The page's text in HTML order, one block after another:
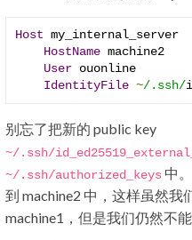
Host my_internal_server
HostName machine2
User ouonline
IdentityFile ~/.ssh/
别忘了把新的 public key
~/.ssh/
~/.ssh/authorized_keys 中
到 machine2 中，这样虽然我
machine1，但是我们仍然不能